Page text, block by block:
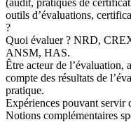
outils d’évaluations,
?
Quoi évaluer ? NRD,
ANSM, HAS.
Être acteur de l’évaluation,
compte des résultats de
pratique.
Expériences pouvant servir
Notions complémentaires